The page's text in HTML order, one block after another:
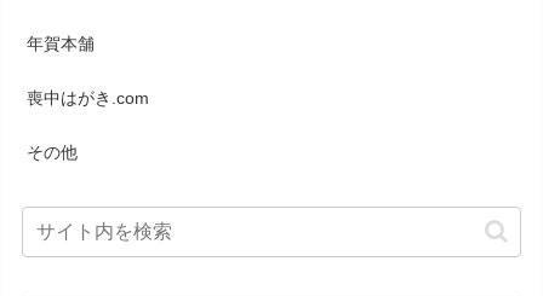
年賀本舗
喪中はがき.com
その他